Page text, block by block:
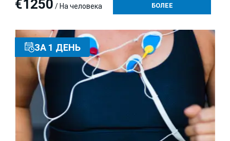
€1250 / На человека БОЛЕЕ
ЗА 1 ДЕНЬ